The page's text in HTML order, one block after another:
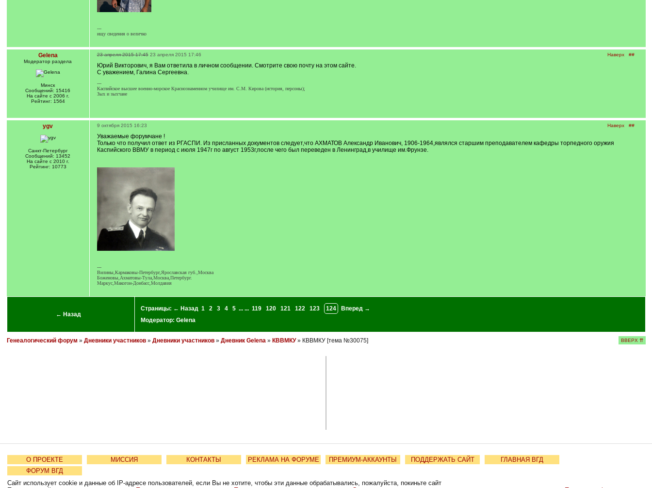
---
ищу сведения о величко
Gelena
Модератор раздела
Минск
Сообщений: 15416
На сайте с 2006 г.
Рейтинг: 1564
Наверх ##
23 апреля 2015 17:45 23 апреля 2015 17:46
Юрий Викторович, я Вам ответила в личном сообщении. Смотрите свою почту на этом сайте.
С уважением, Галина Сергеевна.
---
Каспийское высшее военно-морское Краснознаменном училище им. С.М. Кирова (история, персоны);
Зых и зыхчане
ygv
Санкт-Петербург
Сообщений: 13452
На сайте с 2010 г.
Рейтинг: 10773
Наверх ##
9 октября 2015 16:23
Уважаемые форумчане !
Только что получил ответ из РГАСПИ. Из присланных документов следует,что АХМАТОВ Александр Иванович, 1906-1964,являлся старшим преподавателем кафедры торпедного оружия
Каспийского ВВМУ в период с июля 1947г по август 1953г,после чего был переведен в Ленинград,в училище им.Фрунзе.
---
Вилины,Кармаковы-Петербург,Ярославская губ.,Москва
Боженовы,Ахматовы-Тула,Москва,Петербург.
Маркус,Макогон-Донбасс,Молдавия
← Назад
Страницы: ← Назад 1 2 3 4 5 ... ... 119 120 121 122 123 124
Вперед →
Модератор: Gelena
Генеалогический форум » Дневники участников» Дневники участников» Дневник Gelena» КВВМКУ» КВВМКУ [тема №30075] ВВЕРХ ⇈
О ПРОЕКТЕ МИССИЯ КОНТАКТЫ РЕКЛАМА НА ФОРУМЕ ПРЕМИУМ-АККАУНТЫ ПОДДЕРЖАТЬ САЙТ
ГЛАВНАЯ ВГД
ФОРУМ ВГД
Сайт использует cookie и данные об IP-адресе пользователей, если Вы не хотите, чтобы эти данные обрабатывались, пожалуйста, покиньте сайт